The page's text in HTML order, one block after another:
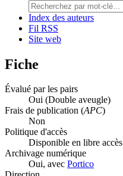
Index des auteurs
Fil RSS
Site web
Fiche
Évalué par les pairs
Oui (Double aveugle)
Frais de publication (APC)
Non
Politique d'accès
Disponible en libre accès
Archivage numérique
Oui, avec Portico